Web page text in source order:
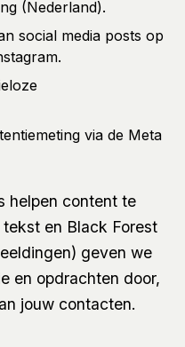
(Nederland).
social media posts op
via de Meta
helpen content te
en Black Forest
geven we
en opdrachten door,
jouw contacten.